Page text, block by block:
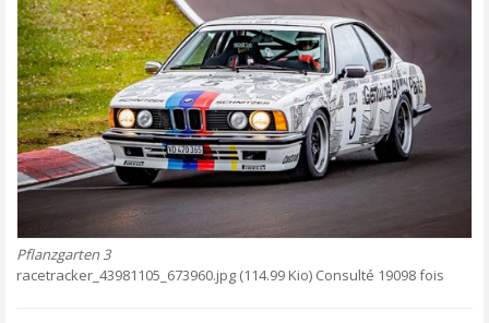
Pflanzgarten 3
racetracker_43981105_673960.jpg (114.99 Kio) Consulté 19098 fois